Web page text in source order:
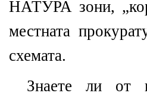
НАТУРА зони,
местната
схемата.
Знаете ли от